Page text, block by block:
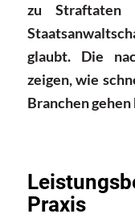
zu Straftaten
glaubt. Die
zeigen, wie
Branchen gehen
Praxis